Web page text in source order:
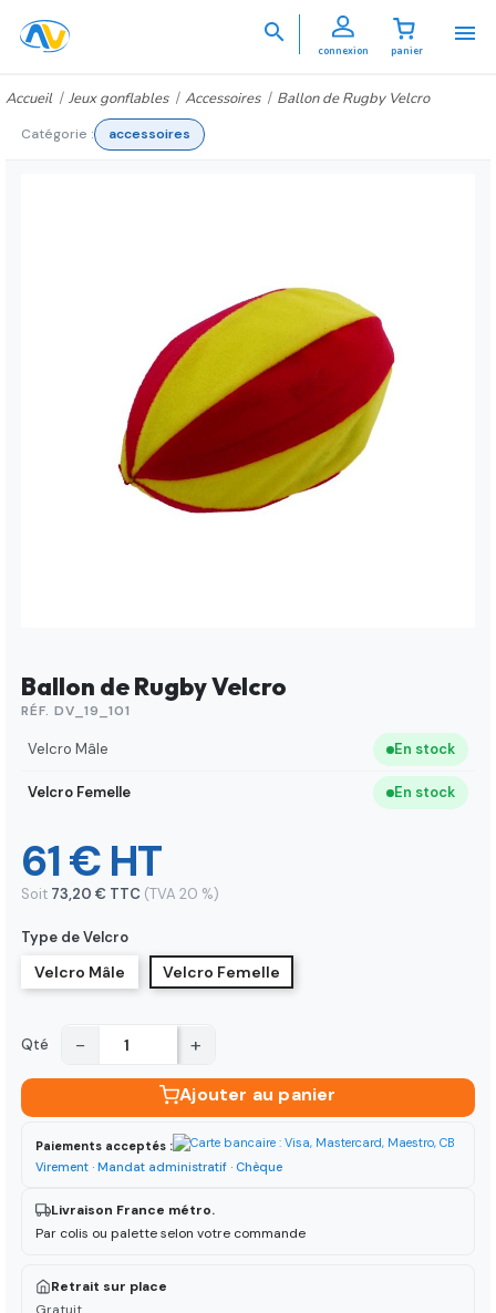

panier
connexion

Accueil Jeux gonflables Accessoires Ballon de Rugby Velcro
Catégorie : accessoires
Ballon de Rugby Velcro
RÉF. DV_19_101
Velcro Mâle En stock
Velcro Femelle En stock
61 € HT
Soit 73,20 € TTC (TVA 20 %)
Type de Velcro
Velcro Mâle Velcro Femelle
Qté − +
Ajouter au panier
Paiements acceptés :
Virement · Mandat administratif · Chèque
Livraison France métro.
Par colis ou palette selon votre commande
Retrait sur place